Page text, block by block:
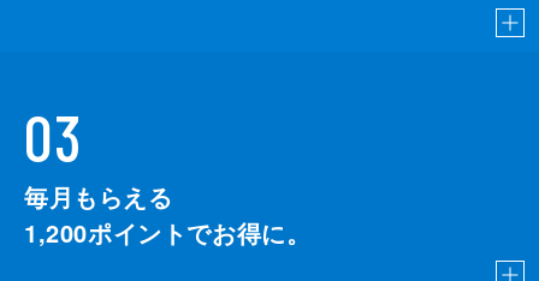
03
毎月もらえる
1,200ポイントでお得に。